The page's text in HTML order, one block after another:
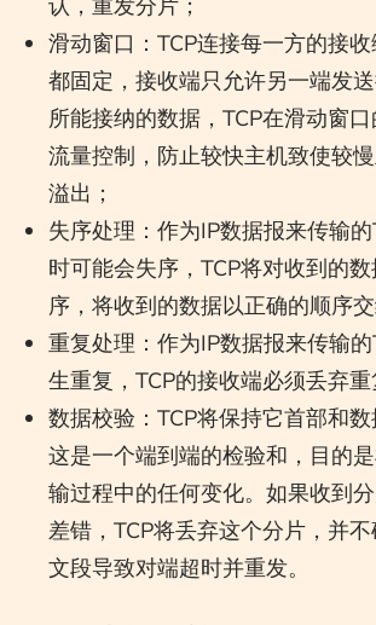
认，重发分片；
滑动窗口：TCP连接每一方的接
都固定，接收端只允许另一端发
所能接纳的数据，TCP在滑动窗
流量控制，防止较快主机致使较
溢出；
失序处理：作为IP数据报来传输
时可能会失序，TCP将对收到的
序，将收到的数据以正确的顺序交
重复处理：作为IP数据报来传输
生重复，TCP的接收端必须丢弃重
数据校验：TCP将保持它首部和数
这是一个端到端的检验和，目的
输过程中的任何变化。如果收到
差错，TCP将丢弃这个分片，并
文段导致对端超时并重发。